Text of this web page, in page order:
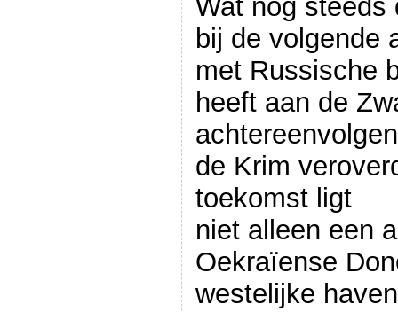
Wat nog steeds
bij de volgende
met Russische
heeft aan de
de Krim
toekomst ligt
niet alleen een
Oekraïense
westelijke